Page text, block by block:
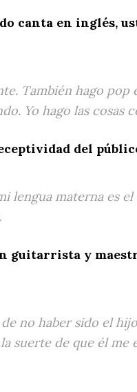
canta en inglés,
También hago
Yo hago las cosas
del
lengua materna es
guitarrista y
no haber sido el
suerte de que él